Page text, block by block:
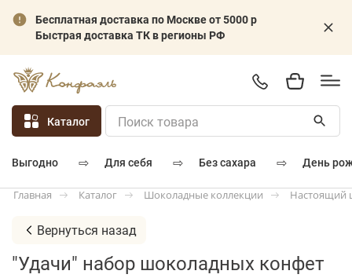
Бесплатная доставка по Москве от 5000 р
Быстрая доставка ТК в регионы РФ
Каталог
выгодно ⇨ для себя ⇨ без сахара ⇨ день
Главная Каталог Шоколадные коллекции Настоящий
Вернуться назад
"Удачи" набор шоколадных конфет